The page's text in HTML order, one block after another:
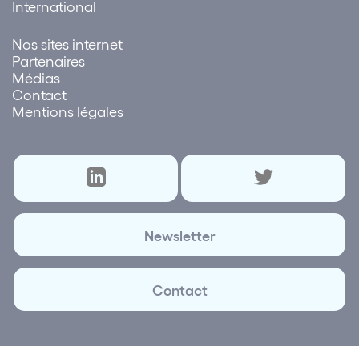
International
Nos sites internet
Partenaires
Médias
Contact
Mentions légales
Newsletter
Contact